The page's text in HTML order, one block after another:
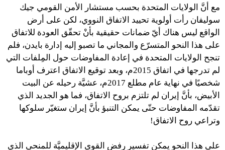
مع أنَّ الولايات المتحدة بحسب مستشار الأمن القومي جيك
سوليفان رأت أولوية تحييد الاتفاق النووي، لكن على أرض
الواقع ليس هناك أيّ ضمانات حقيقية بأنْ تحقّق العودة للاتفاق
على هذا النحو المتسرّع والمجاني ما تصبو إليه إدارة بايدن، فلم
تنجح الولايات المتحدة في إعادة المفاوضات حول المِلفات التي
لم تدرجها في اتفاق 2015م، وبعد توقيع الاتفاق اعترف أوباما
شخصيًا في نهاية عام مطلع 2017م، عشيَّة رحيله عن البيت
الأبيض، بأنَّ إيران لم تلتزم بروح الاتفاق، فما هو الجديد الذي
تقدّمه المفاوضات حتّى يمكن التنبؤ بأنَّ إيران ستغيّر سلوكها
وتراعي روح الاتفاق!
على هذا النحو يمكن تفسير رفض القوى الإقليميَّة للمنحى الذي